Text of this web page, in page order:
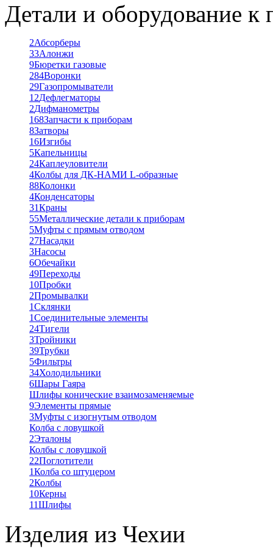
Детали и оборудование к
2Абсорберы
33Алонжи
9Бюретки газовые
284Воронки
29Газопромыватели
12Дефлегматоры
2Дифманометры
168Запчасти к приборам
8Затворы
16Изгибы
5Капельницы
24Каплеуловители
4Колбы для ДК-НАМИ L-образные
88Колонки
4Конденсаторы
31Краны
55Металлические детали к приборам
5Муфты с прямым отводом
27Насадки
3Насосы
6Обечайки
49Переходы
10Пробки
2Промывалки
1Склянки
1Соединительные элементы
24Тигели
3Тройники
39Трубки
5Фильтры
34Холодильники
6Шары Гаяра
Шлифы конические взаимозаменяемые
9Элементы прямые
3Муфты с изогнутым отводом
Колба с ловушкой
2Эталоны
Колбы с ловушкой
22Поглотители
1Колба со штуцером
2Колбы
10Керны
11Шлифы
Изделия из Чехии